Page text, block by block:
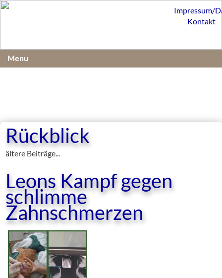
Rückblick
ältere Beiträge...
Leons Kampf gegen
schlimme
Zahnschmerzen
Impressum/
Kontakt
Menu